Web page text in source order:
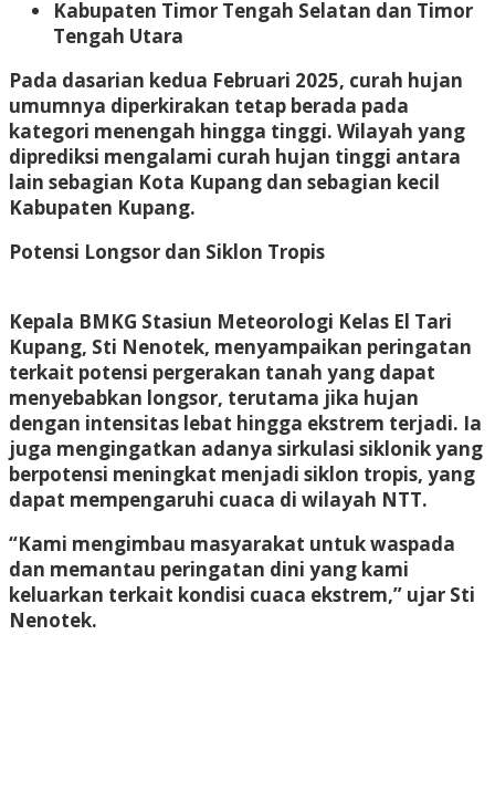
Kabupaten Timor Tengah Selatan dan Timor
Tengah Utara
Pada dasarian kedua Februari 2025, curah hujan
umumnya diperkirakan tetap berada pada
kategori menengah hingga tinggi. Wilayah yang
diprediksi mengalami curah hujan tinggi antara
lain sebagian Kota Kupang dan sebagian kecil
Kabupaten Kupang.
Potensi Longsor dan Siklon Tropis
Kepala BMKG Stasiun Meteorologi Kelas El Tari
Kupang, Sti Nenotek, menyampaikan peringatan
terkait potensi pergerakan tanah yang dapat
menyebabkan longsor, terutama jika hujan
dengan intensitas lebat hingga ekstrem terjadi. Ia
juga mengingatkan adanya sirkulasi siklonik yang
berpotensi meningkat menjadi siklon tropis, yang
dapat mempengaruhi cuaca di wilayah NTT.
“Kami mengimbau masyarakat untuk waspada
dan memantau peringatan dini yang kami
keluarkan terkait kondisi cuaca ekstrem,” ujar Sti
Nenotek.